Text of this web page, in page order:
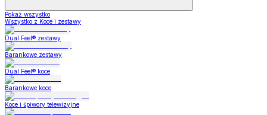
Pokaż wszystko
Wszystko z Koce i zestawy
Dual Feel® zestawy
Barankowe zestawy
Dual Feel® koce
Barankowe koce
Koce i śpiwory telewizyjne